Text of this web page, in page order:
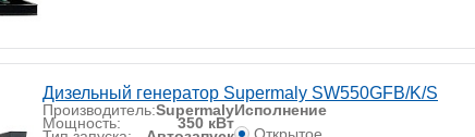
Дизельный генератор Supermaly SW550GFB/K/S
Производитель:Supermaly
Мощность: 350 кВт
Исполнение